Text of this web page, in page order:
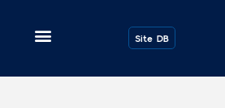
Site DB